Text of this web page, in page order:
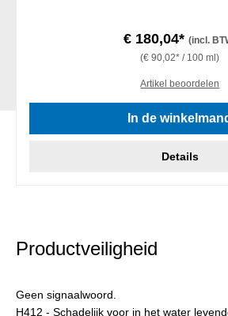
€ 180,04* (incl.
(€ 90,02* / 100 ml)
Artikel beoordelen
In de
Details
Productveiligheid
Geen signaalwoord.
H412 - Schadelijk voor in het water